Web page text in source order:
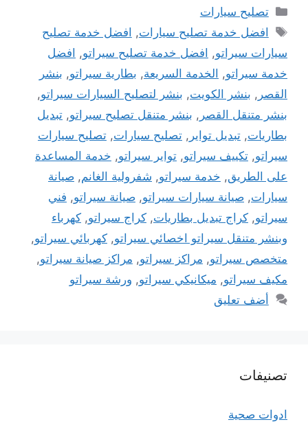
التصنيفات
تصليح سيارات
الوسوم
افضل خدمة تصليح سيارات, افضل خدمة تصليح
سيارات سيراتو, افضل خدمة تصليح سيراتو, افضل
خدمة سيراتو, الخدمة السريعة, بطارية سيراتو, بنشر
القصر , بنشر الكويت, بنشر لتصليح السيارات سيراتو,
بنشر متنقل القصر , بنشر متنقل تصليح سيراتو, تبديل
بطاريات, تبديل تواير , تصليح سيارات, تصليح سيارات
سيراتو, تكييف سيراتو, تواير سيراتو, خدمة المساعدة
على الطريق, خدمة سيراتو, شفرولية الغانم, صيانة
سيارات, صيانة سيارات سيراتو, صيانة سيراتو, فني
سيراتو, كراج تبديل بطاريات, كراج سيراتو, كهرباء
وبنشر متنقل سيراتو اخصائي سيراتو, كهربائي سيراتو,
متخصص سيراتو, مراكز سيراتو, مراكز صيانة سيراتو,
مكيف سيراتو, ميكانيكي سيراتو, ورشة سيراتو
أضف تعليق
تصنيفات
ادوات صحية